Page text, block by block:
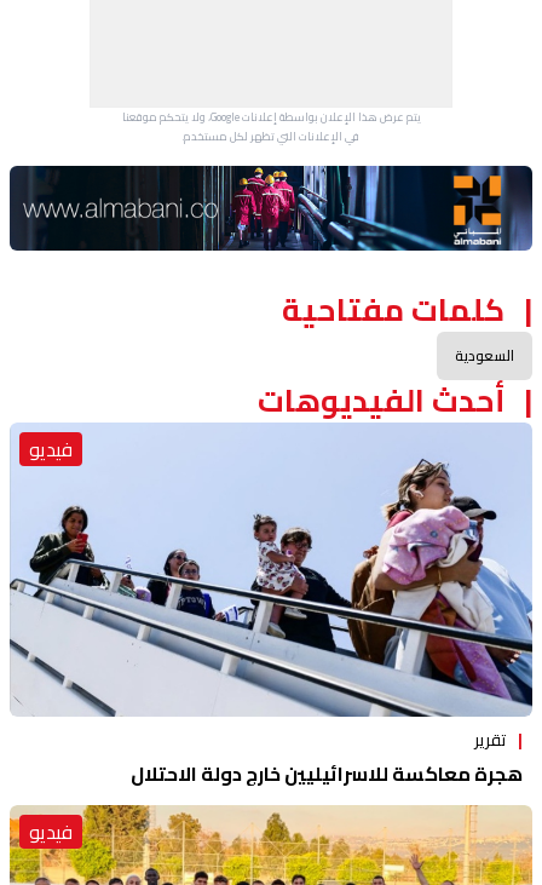
يتم عرض هذا الإعلان بواسطة إعلانات Google، ولا يتحكم موقعنا
في الإعلانات التي تظهر لكل مستخدم.
Advertisement Section
كلمات مفتاحية
السعودية
أحدث الفيديوهات
فيديو
تقرير
هجرة معاكسة للاسرائيليين خارج دولة الاحتلال
فيديو